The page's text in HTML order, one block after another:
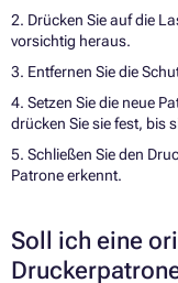
2. Drücken Sie auf die
vorsichtig heraus.
3. Entfernen Sie die
4. Setzen Sie die neue
drücken Sie sie fest, bis
5. Schließen Sie den
Patrone erkennt.
Soll ich eine